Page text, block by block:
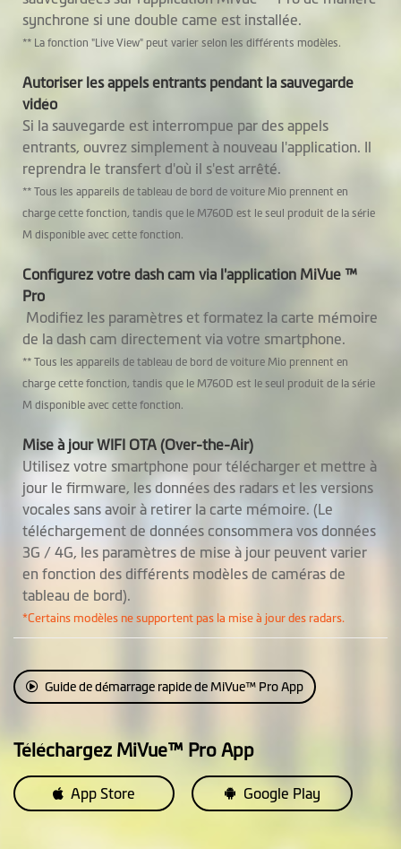
Suivi GPS
Alerte radar
moyenne
Rappel régulateur
de vitesse
Mode Parking
Enregistrement
d’événement
Application pour
smartphone
MiVue™ Pro
Mise à jour OTA
synchrone si une double came est installée.
** La fonction "Live View" peut varier selon les différents modèles.
Autoriser les appels entrants pendant la sauvegarde
vidéo
Si la sauvegarde est interrompue par des appels
entrants, ouvrez simplement à nouveau l'application. Il
reprendra le transfert d'où il s'est arrêté.
** Tous les appareils de tableau de bord de voiture Mio prennent en
charge cette fonction, tandis que le M760D est le seul produit de la série
M disponible avec cette fonction.
Configurez votre dash cam via l'application MiVue ™
Pro
Modifiez les paramètres et formatez la carte mémoire
de la dash cam directement via votre smartphone.
** Tous les appareils de tableau de bord de voiture Mio prennent en
charge cette fonction, tandis que le M760D est le seul produit de la série
M disponible avec cette fonction.
Mise à jour WIFI OTA (Over-the-Air)
Utilisez votre smartphone pour télécharger et mettre à
jour le firmware, les données des radars et les versions
vocales sans avoir à retirer la carte mémoire. (Le
téléchargement de données consommera vos données
3G / 4G, les paramètres de mise à jour peuvent varier
en fonction des différents modèles de caméras de
tableau de bord).
*Certains modèles ne supportent pas la mise à jour des radars.
Guide de démarrage rapide de MiVue™ Pro App
Téléchargez MiVue™ Pro App
App Store Google Play